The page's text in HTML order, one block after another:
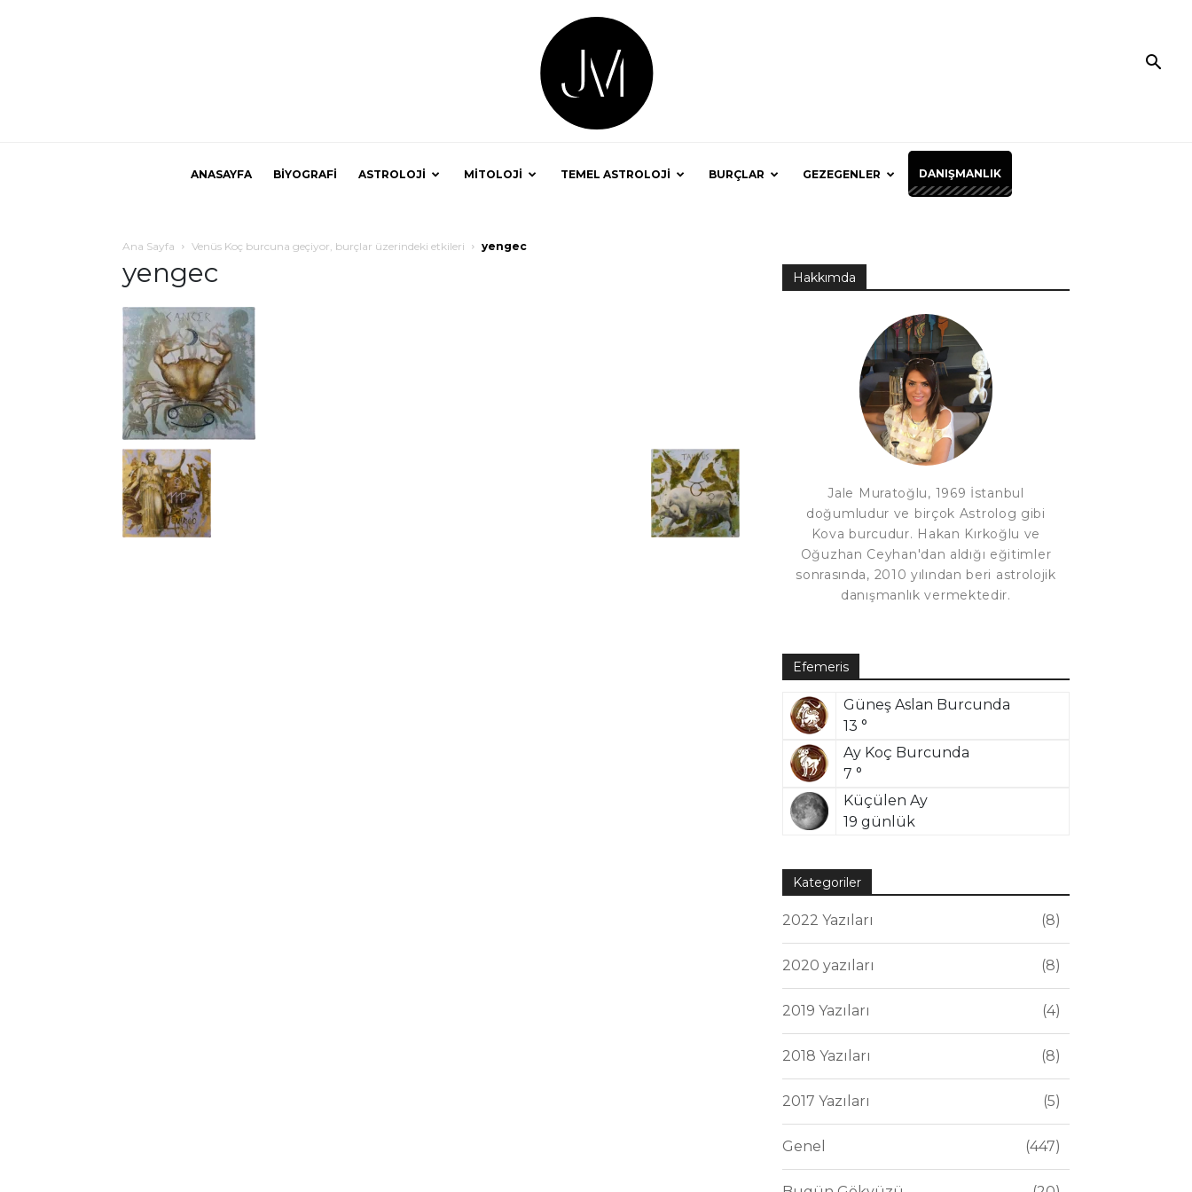
Muratoğlu
ANASAYFA BİYOGRAFİ ASTROLOJİ MİTOLOJİ TEMEL ASTROLOJİ BURÇLAR GEZEGENLER DANIŞMANLIK
Ana Sayfa Venüs Koç burcuna geçiyor, burçlar üzerindeki etkileri yengec
yengec Hakkımda
Jale Muratoğlu, 1969 İstanbul
doğumludur ve birçok Astrolog gibi
Kova burcudur. Hakan Kırkoğlu ve
Oğuzhan Ceyhan'dan aldığı eğitimler
sonrasında, 2010 yılından beri astrolojik
danışmanlık vermektedir.
Efemeris
Güneş Aslan Burcunda
13 °
Ay Koç Burcunda
7 °
Küçülen Ay
19 günlük
Kategoriler
2022 Yazıları 8
2020 yazıları 8
2019 Yazıları 4
2018 Yazıları 8
2017 Yazıları 5
Genel 447